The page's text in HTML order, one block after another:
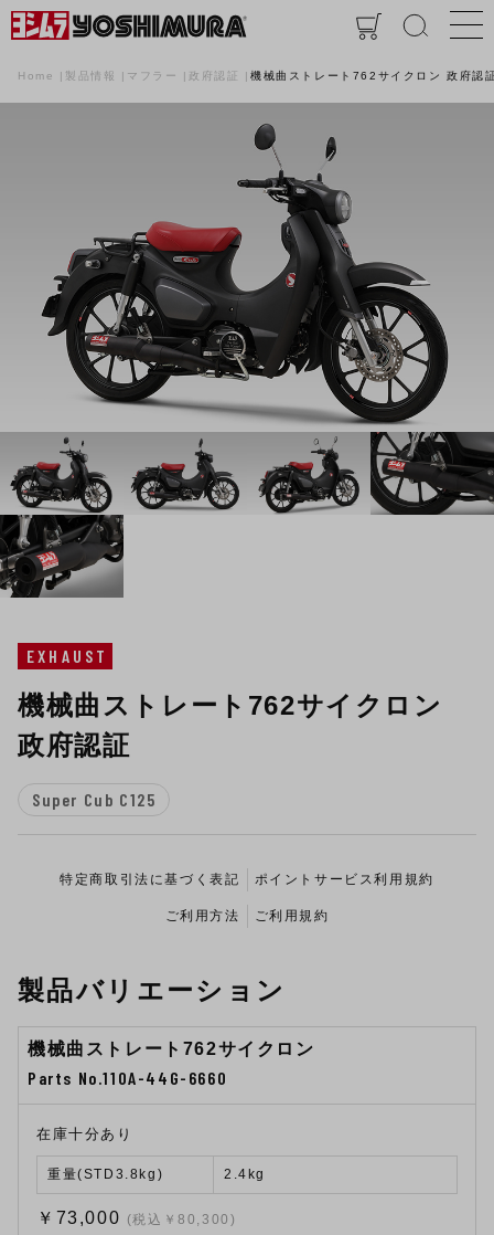
Home 製品情報 マフラー 政府認証 機械曲ストレート762サイクロン 政府認
EXHAUST
機械曲ストレート762サイクロン
政府認証
Super Cub C125
特定商取引法に基づく表記 ポイントサービス利用規約
ご利用方法 ご利用規約
製品バリエーション
機械曲ストレート762サイクロン
Parts No.110A-44G-6660
在庫十分あり
重量(STD3.8kg) 2.4kg
￥73,000 (税込￥80,300)